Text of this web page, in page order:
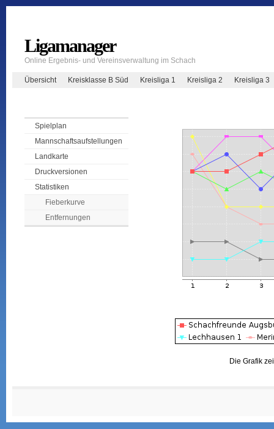
Ligamanager
Online Ergebnis- und Vereinsverwaltung im Schach
Übersicht Kreisklasse B Süd Kreisliga 1 Kreisliga 2 Kreisliga 3
Spielplan
Mannschaftsaufstellungen
Landkarte
Druckversionen
Statistiken
Fieberkurve
Entfernungen
Die Grafik